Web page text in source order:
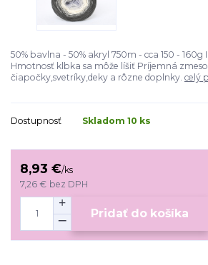
50% bavlna - 50% akryl 750m - cca 150 - 160g
Hmotnosť klbka sa môže líšiť Príjemná
čiapočky,svetríky,deky a rôzne doplnky. celý
Dostupnosť Skladom 10 ks
8,93 €/ks
7,26 € bez DPH
Pridať do košíka